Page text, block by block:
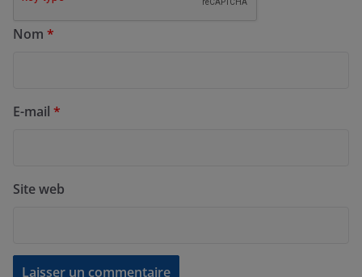
Nom *
E-mail *
Site web